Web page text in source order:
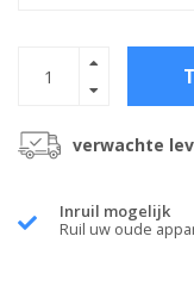
verwachte
Inruil mogelijk
Ruil uw oude